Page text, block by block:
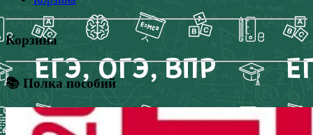
Корзина
📚 Полка пособий